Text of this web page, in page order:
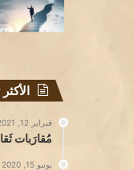
فبراير 12, 2021
مُقارَبات
يونيو 15, 2020